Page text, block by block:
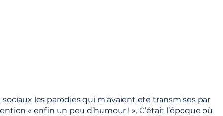
les parodies qui m’avaient été transmises par
« enfin un peu d’humour ! ». C’était l’époque où